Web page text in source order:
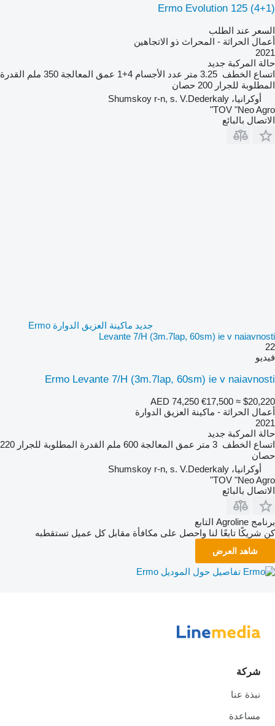
Ermo Evolution 125 (4+1)
السعر عند الطلب
أعمال الحراثة - المحراث ذو الاتجاهين
2021
حالة المركبة جديد
اتساع الخطف 3.25 متر عدد الأجسام 4+1 عمق المعالجة 350 ملم
القدرة
المطلوبة للجرار 200 حصان
أوكرانيا، Shumskoy r-n, s. V.Dederkaly
TOV "Neo Agro"
الاتصال بالبائع
جديد ماكينة العزيق الدوارة Ermo
Levante 7/H (3m.7lap, 60sm) ie v naiavnosti
22
فيديو
Ermo Levante 7/H (3m.7lap, 60sm) ie v naiavnosti
AED 74,250 €17,500 ≈ $20,220
أعمال الحراثة - ماكينة العزيق الدوارة
2021
حالة المركبة جديد
اتساع الخطف 3 متر عمق المعالجة 600 ملم القدرة المطلوبة للجرار 220
حصان
أوكرانيا، Shumskoy r-n, s. V.Dederkaly
TOV "Neo Agro"
الاتصال بالبائع
برنامج Agroline التابع
كن شريكًا تابعًا لنا واحصل على مكافأة مقابل كل عميل تستقطبه
شاهد العرض
تفاصيل حول الموديل Ermo
شركة
نبذة عنا
مساعدة